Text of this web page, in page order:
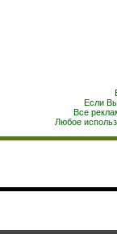
Если
Все
Любое